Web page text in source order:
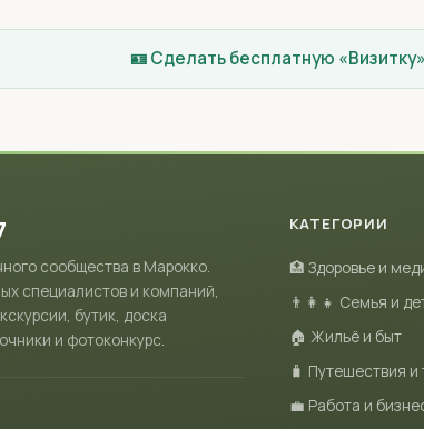
🪪 Сделать бесплатную
сообщества в Марокко.
специалистов и компаний,
бутик, доска
и фотоконкурс.
КАТЕГОРИИ
🏥 Здоровье и
👨‍👩‍👧 Семья и
🏠 Жильё и быт
🧳 Путешествия и
💼 Работа и